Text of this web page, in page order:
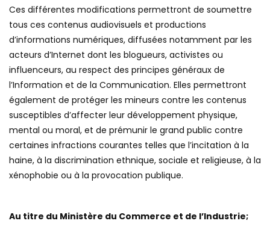
Ces différentes modifications permettront de soumettre
tous ces contenus audiovisuels et productions
d’informations numériques, diffusées notamment par les
acteurs d’Internet dont les blogueurs, activistes ou
influenceurs, au respect des principes généraux de
l’Information et de la Communication. Elles permettront
également de protéger les mineurs contre les contenus
susceptibles d’affecter leur développement physique,
mental ou moral, et de prémunir le grand public contre
certaines infractions courantes telles que l’incitation à la
haine, à la discrimination ethnique, sociale et religieuse, à la
xénophobie ou à la provocation publique.
Au titre du Ministère du Commerce et de l’Industrie;